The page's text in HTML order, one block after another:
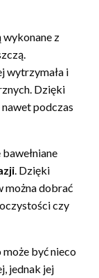
z
wytrzymała i
Dzięki
podczas
. Dzięki
dobrać
czy
być nieco
jednak jej